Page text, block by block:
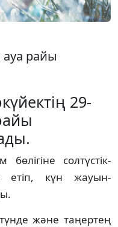
ауа райы
29-
солтүстік-
етіп, күн жауын-
және таңертең